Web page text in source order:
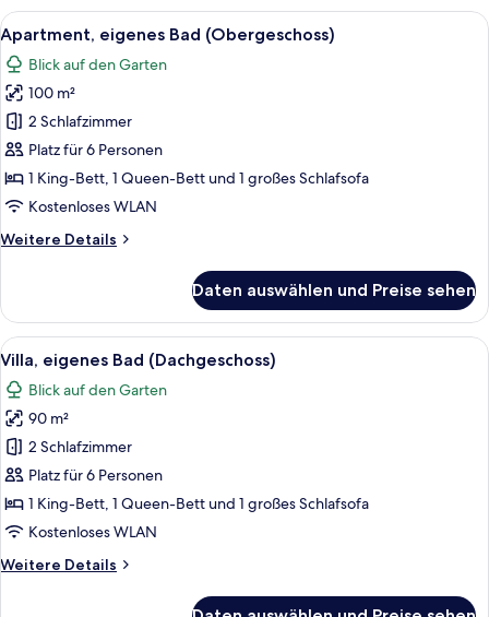
Bad
(Erdgeschoss)
Alle
Fotos
für
Apartment,
eigenes
Bad
(Obergeschoss)
anzeigen
Ein ordentlich bezogenes Bett mit
13
Apartment, eigenes Bad (Obergeschoss)
Blick auf den Garten
100 m²
2 Schlafzimmer
Platz für 6 Personen
1 King-Bett, 1 Queen-Bett und 1 großes Schlafsofa
Kostenloses WLAN
Weitere Details
Weitere
eigenes
Bad
(Obergeschoss)
Daten auswählen und Preise sehen
Alle
Fotos
für
Villa,
eigenes
Bad
(Dachgeschoss)
anzeigen
Ein Schlafzimmer mit Holzboden,
13
Villa, eigenes Bad (Dachgeschoss)
Blick auf den Garten
90 m²
2 Schlafzimmer
Platz für 6 Personen
1 King-Bett, 1 Queen-Bett und 1 großes Schlafsofa
Kostenloses WLAN
Weitere Details
Weitere